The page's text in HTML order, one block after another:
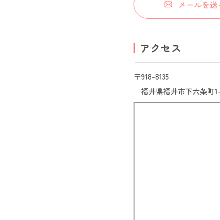
メールを送
アクセス
〒918-8135
福井県福井市下六条町